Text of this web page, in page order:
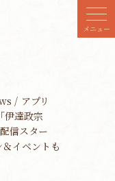
メニュー
アプリ
伊達政宗
信スター
イベントも